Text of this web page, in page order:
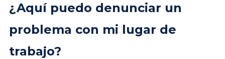
¿Aquí puedo denunciar un
problema con mi lugar de
trabajo?